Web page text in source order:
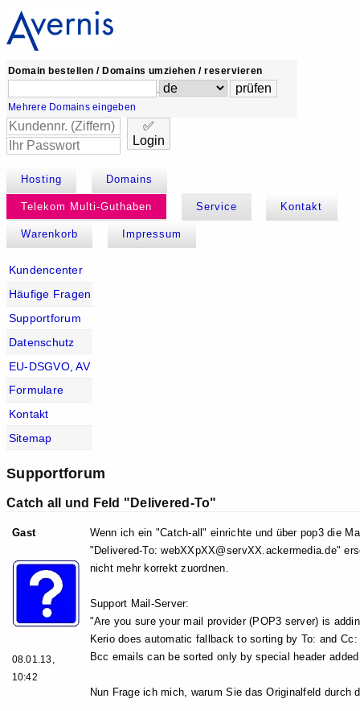
Domain bestellen / Domains umziehen / reservieren
.
Mehrere Domains eingeben
✅
Login
Hosting Domains
Telekom Multi-Guthaben Service Kontakt
Warenkorb Impressum
Kundencenter
Häufige Fragen
Supportforum
Datenschutz
EU-DSGVO, AV
Formulare
Kontakt
Sitemap
Supportforum
Catch all und Feld "Delivered-To"
Gast
08.01.13,
10:42
Wenn ich ein "Catch-all" einrichte und über pop3 die
"Delivered-To: webXXpXX@servXX.ackermedia.de"
nicht mehr korrekt zuordnen.
Support Mail-Server:
"Are you sure your mail provider (POP3 server) is
Kerio does automatic fallback to sorting by To: and
Bcc emails can be sorted only by special header
Nun Frage ich mich, warum Sie das Originalfeld durch